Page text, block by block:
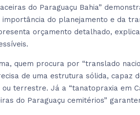
do Paraguaçu Bahia”
importância do planejamento e da
orçamento detalhado,
quem procura por “translado
de uma estrutura sólida, capaz
terrestre. Já a “tanatopraxia em
do Paraguaçu cemitérios”